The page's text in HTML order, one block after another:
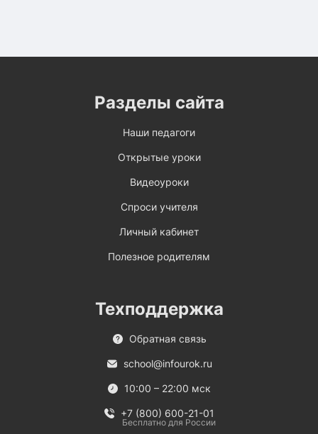
Разделы сайта
Наши педагоги
Открытые уроки
Видеоуроки
Спроси учителя
Личный кабинет
Полезное родителям
Техподдержка
Обратная связь
school@infourok.ru
10:00 – 22:00 мск
+7 (800) 600-21-01
Бесплатно для России